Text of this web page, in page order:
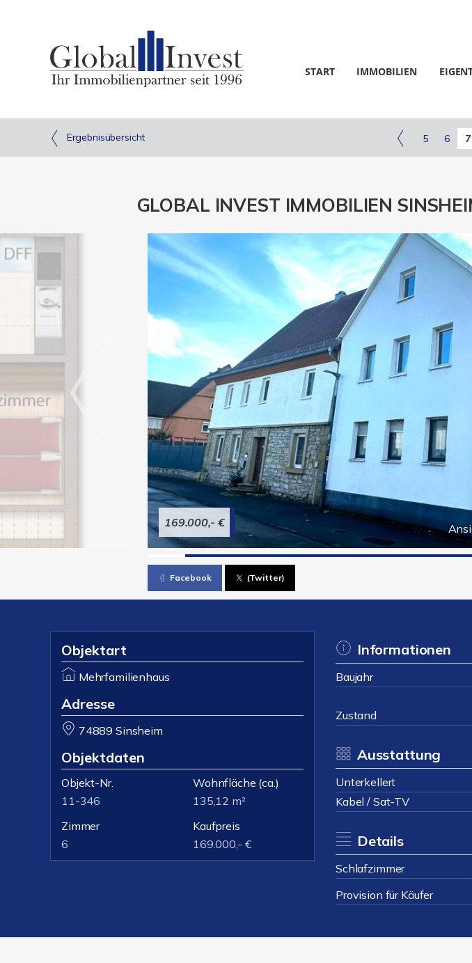
START IMMOBILIEN
Ergebnisübersicht 5 6 7
GLOBAL INVEST IMMOBILIEN
169.000,- €
Facebook (Twitter)
Objektart
Mehrfamilienhaus
Adresse
74889 Sinsheim
Objektdaten
Objekt-Nr.
11-346
Wohnfläche (ca.)
135,12 m²
Zimmer
6
Kaufpreis
169.000,- €
Informationen
Baujahr
Zustand
Ausstattung
Unterkellert
Kabel / Sat-TV
Details
Schlafzimmer
Provision für Käufer